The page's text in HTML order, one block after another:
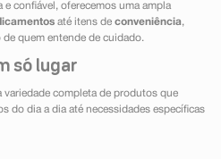
e confiável, oferecemos uma ampla
até itens de conveniência,
quem entende de cuidado.
só lugar
variedade completa de produtos que
do dia a dia até necessidades específicas